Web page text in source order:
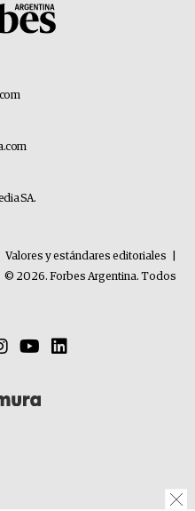
SA.
Valores y estándares editoriales
© 2026. Forbes Argentina. Todos